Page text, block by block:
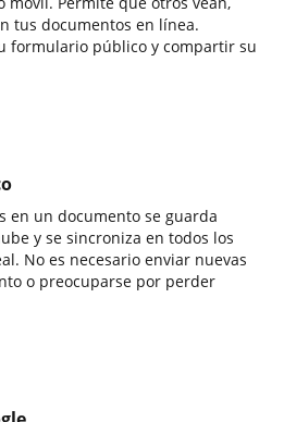
tus documentos en línea.
formulario público y compartir su
en un documento se guarda
y se sincroniza en todos los
No es necesario enviar nuevas
o preocuparse por perder